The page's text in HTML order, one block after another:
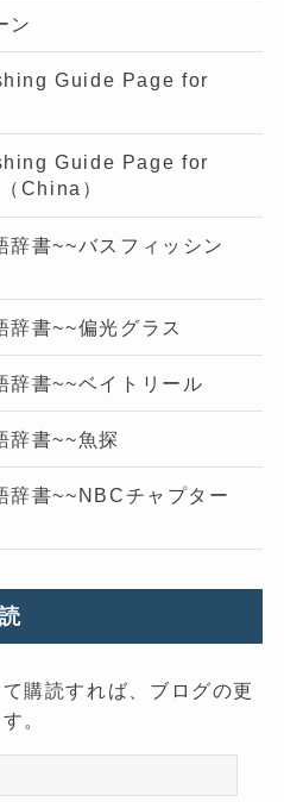
ン
Guide Page for
Guide Page for
China）
辞書~~バスフィッシン
辞書~~偏光グラス
辞書~~ベイトリール
辞書~~魚探
辞書~~NBCチャプター
購読すれば、ブログの更
。